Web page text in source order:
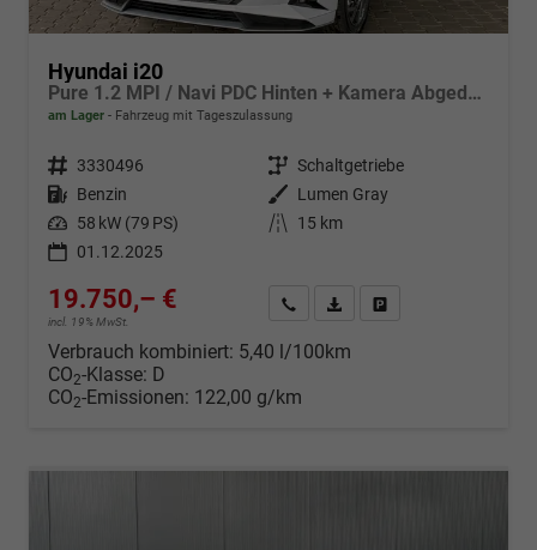
Hyundai i20
Pure 1.2 MPI / Navi PDC Hinten + Kamera Abgedunkelte Scheiben Tempomat Alu 16"
am Lager Fahrzeug mit Tageszulassung
Fahrzeugnr. 3330496 Getriebe Schaltgetriebe
Kraftstoff Benzin Außenfarbe
Lumen Gray
Leistung 58 kW (79 PS) Kilometerstand
15 km
01.12.2025
19.750,– €
incl. 19% MwSt.
Wir rufen Sie anFahrzeugexposé (PDF)
Verbrauch kombiniert: 5,40 l/100km
CO2-Klasse: D
CO2-Emissionen: 122,00 g/km